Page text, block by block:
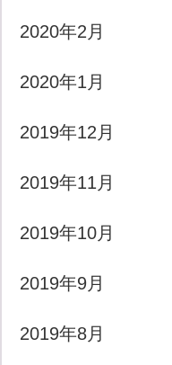
2020年2月
2020年1月
2019年12月
2019年11月
2019年10月
2019年9月
2019年8月